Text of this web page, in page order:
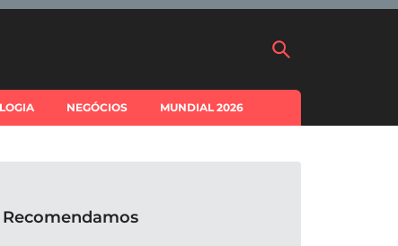
NEGÓCIOS MUNDIAL 2026
Recomendamos